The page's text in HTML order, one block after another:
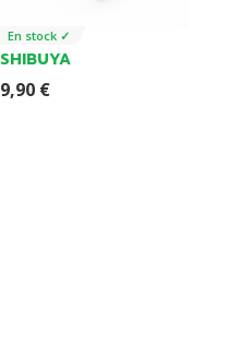
En stock ✓
SHIBUYA
9,90 €